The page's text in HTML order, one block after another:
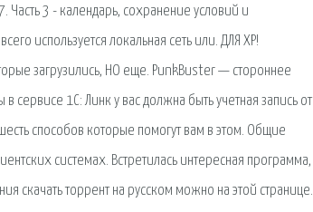
3 - календарь, сохранение условий и
используется локальная сеть или. ДЛЯ XP!
загрузились, НО еще. PunkBuster — стороннее
сервисе 1С: Линк у вас должна быть учетная запись от
способов которые помогут вам в этом. Общие
системах. Встретилась интересная программа,
скачать торрент на русском можно на этой странице.